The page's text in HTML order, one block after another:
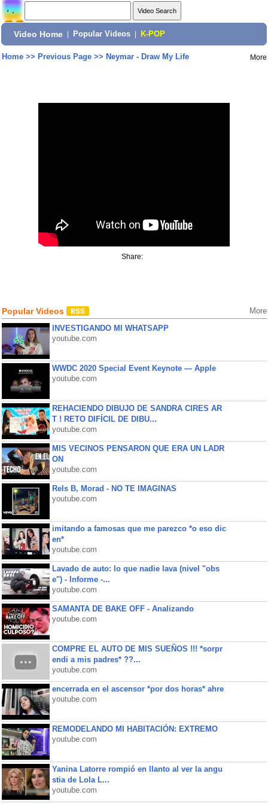
Video Home Popular Videos K-POP
Home>> Previous Page>> Neymar - Draw My Life More
Share:
Popular Videos More
INVESTIGANDO MI WHATSAPP
youtube.com
WWDC 2020 Special Event Keynote — Apple
youtube.com
REHACIENDO DIBUJO DE SANDRA CIRES AR
T ! RETO DIFÍCIL DE DIBU...
youtube.com
MIS VECINOS PENSARON QUE ERA UN LADR
ON
youtube.com
Rels B, Morad - NO TE IMAGINAS
youtube.com
imitando a famosas que me parezco *o eso dic
en*
youtube.com
Lavado de auto: lo que nadie lava (nivel "obs
e") - Informe -...
youtube.com
SAMANTA DE BAKE OFF - Analizando
youtube.com
COMPRE EL AUTO DE MIS SUEÑOS !!! *sorpr
endi a mis padres* ??...
youtube.com
encerrada en el ascensor *por dos horas* ahre
youtube.com
REMODELANDO MI HABITACIÓN: EXTREMO
youtube.com
Yanina Latorre rompió en llanto al ver la angu
stia de Lola L...
youtube.com